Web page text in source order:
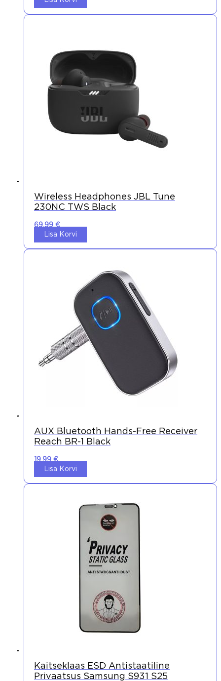
Wireless Headphones JBL Tune
230NC TWS Black
69,99 €
Lisa Korvi
AUX Bluetooth Hands-Free Receiver
Reach BR-1 Black
19,99 €
Lisa Korvi
Kaitseklaas ESD Antistaatiline
Privaatsus Samsung S931 S25